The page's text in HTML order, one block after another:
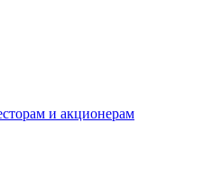
и акционерам